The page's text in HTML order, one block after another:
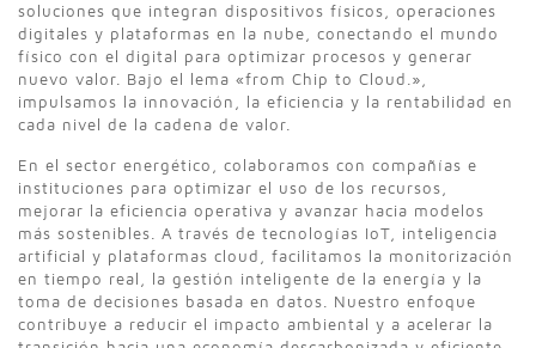
soluciones que integran dispositivos físicos, operaciones
digitales y plataformas en la nube, conectando el mundo
físico con el digital para optimizar procesos y generar
nuevo valor. Bajo el lema «from Chip to Cloud.»,
impulsamos la innovación, la eficiencia y la rentabilidad en
cada nivel de la cadena de valor.
En el sector energético, colaboramos con compañías e
instituciones para optimizar el uso de los recursos,
mejorar la eficiencia operativa y avanzar hacia modelos
más sostenibles. A través de tecnologías IoT, inteligencia
artificial y plataformas cloud, facilitamos la monitorización
en tiempo real, la gestión inteligente de la energía y la
toma de decisiones basada en datos. Nuestro enfoque
contribuye a reducir el impacto ambiental y a acelerar la